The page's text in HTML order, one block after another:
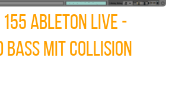
Ableton Live -
Bass mit Collision